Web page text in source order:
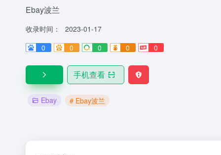
Ebay波兰
收录时间：
2023-01-17
0
0 0 0 0
手机查看
Ebay # Ebay波兰